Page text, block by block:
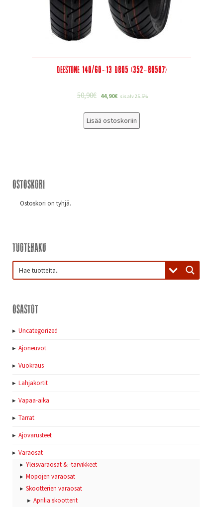
Deestone 140/60-13 D805 (352-80507)
50,90€ 44,90€ sis alv 25.5%
Lisää ostoskoriin
Ostoskori
Ostoskori on tyhjä.
Tuotehaku
Osastot
Uncategorized
Ajoneuvot
Vuokraus
Lahjakortit
Vapaa-aika
Tarrat
Ajovarusteet
Varaosat
Yleisvaraosat & -tarvikkeet
Mopojen varaosat
Skootterien varaosat
Aprilia skootterit